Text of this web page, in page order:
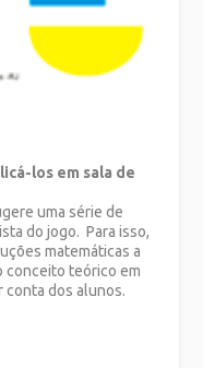
los em sala de
uma série de
do jogo. Para isso,
matemáticas a
conceito teórico em
conta dos alunos.